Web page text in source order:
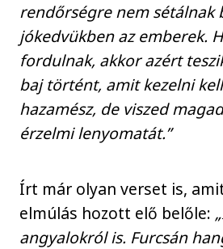
rendőrségre nem sétálnak
jókedvükben az emberek.
fordulnak, akkor azért
baj történt, amit kezelni
hazamész, de viszed
érzelmi lenyomatát.”
Írt már olyan verset is,
elmúlás hozott elő belőle:
angyalokról is. Furcsán